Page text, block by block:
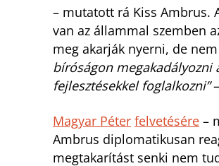
– mutatott rá Kiss Ambrus.
van az állammal szemben
meg akarják nyerni, de
bíróságon megakadályozni
fejlesztésekkel foglalkozni”
Magyar Péter felvetésére –
Ambrus diplomatikusan
megtakarítást senki nem